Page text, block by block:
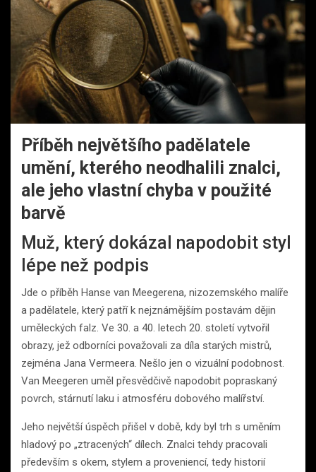
Příběh největšího padělatele
umění, kterého neodhalili znalci,
ale jeho vlastní chyba v použité
barvě
Muž, který dokázal napodobit styl
lépe než podpis
Jde o příběh Hanse van Meegerena, nizozemského malíře
a padělatele, který patří k nejznámějším postavám dějin
uměleckých falz. Ve 30. a 40. letech 20. století vytvořil
obrazy, jež odborníci považovali za díla starých mistrů,
zejména Jana Vermeera. Nešlo jen o vizuální podobnost.
Van Meegeren uměl přesvědčivě napodobit popraskaný
povrch, stárnutí laku i atmosféru dobového malířství.
Jeho největší úspěch přišel v době, kdy byl trh s uměním
hladový po „ztracených“ dílech. Znalci tehdy pracovali
především s okem, stylem a proveniencí, tedy historií